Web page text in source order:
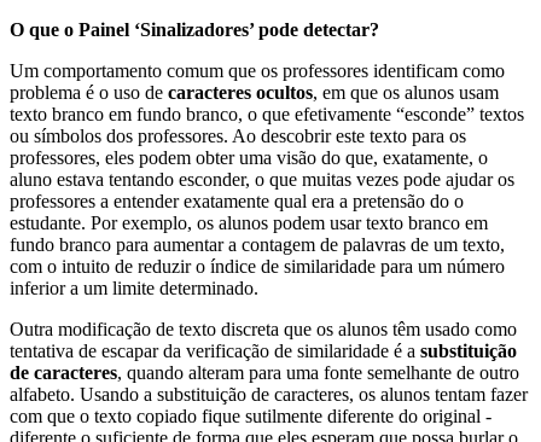
O que o Painel ‘Sinalizadores’ pode detectar?
Um comportamento comum que os professores identificam como
problema é o uso de caracteres ocultos, em que os alunos usam
texto branco em fundo branco, o que efetivamente “esconde” textos
ou símbolos dos professores. Ao descobrir este texto para os
professores, eles podem obter uma visão do que, exatamente, o
aluno estava tentando esconder, o que muitas vezes pode ajudar os
professores a entender exatamente qual era a pretensão do o
estudante. Por exemplo, os alunos podem usar texto branco em
fundo branco para aumentar a contagem de palavras de um texto,
com o intuito de reduzir o índice de similaridade para um número
inferior a um limite determinado.
Outra modificação de texto discreta que os alunos têm usado como
tentativa de escapar da verificação de similaridade é a substituição
de caracteres, quando alteram para uma fonte semelhante de outro
alfabeto. Usando a substituição de caracteres, os alunos tentam fazer
com que o texto copiado fique sutilmente diferente do original -
diferente o suficiente de forma que eles esperam que possa burlar o